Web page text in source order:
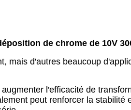
de chrome de 10V
mais d'autres beaucoup
l'efficacité de
peut renforcer la stabilité